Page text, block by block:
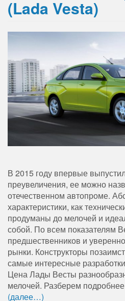
(Lada Vesta)
В 2015 году впервые
преувеличения, ее можно
отечественном автопроме.
характеристики, как
продуманы до мелочей и
собой. По всем показателям
предшественников и
рынки. Конструкторы
самые интересные
Цена Лады Весты
мелочей. Разберем
(далее…)